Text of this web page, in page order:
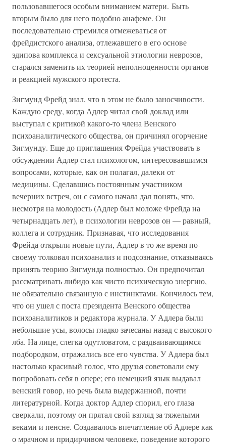
пользовавшегося особым вниманием матери. Быть
вторым было для него подобно анафеме. Он
последовательно стремился отмежеваться от
фрейдистского анализа, отлежавшего в его основе
эдипова комплекса и сексуальной этиологии неврозов,
старался заменить их теорией неполноценности органов
и реакцией мужского протеста.
Зигмунд Фрейд знал, что в этом не было заносчивости.
Каждую среду, когда Адлер читал свой доклад или
выступал с критикой какого-то члена Венского
психоаналитического общества, он причинял огорчение
Зигмунду. Еще до приглашения Фрейда участвовать в
обсуждении Адлер стал психологом, интересовавшимся
вопросами, которые, как он полагал, далеки от
медицины. Сделавшись постоянным участником
вечерних встреч, он с самого начала дал понять, что,
несмотря на молодость (Адлер был моложе Фрейда на
четырнадцать лет), в психологии неврозов он — равный,
коллега и сотрудник. Признавая, что исследования
Фрейда открыли новые пути, Адлер в то же время по-
своему толковал психоанализ и подсознание, отказываясь
принять теорию Зигмунда полностью. Он предпочитал
рассматривать либидо как чисто психическую энергию,
не обязательно связанную с инстинктами. Кончилось тем,
что он ушел с поста президента Венского общества
психоаналитиков и редактора журнала. У Адлера были
небольшие усы, волосы гладко зачесаны назад с высокого
лба. На лице, слегка одутловатом, с раздваивающимся
подбородком, отражались все его чувства. У Адлера был
настолько красивый голос, что друзья советовали ему
попробовать себя в опере; его немецкий язык выдавал
венский говор, но речь была выдержанной, почти
литературной. Когда доктор Адлер спорил, его глаза
сверкали, поэтому он прятал свой взгляд за тяжелыми
веками и пенсне. Создавалось впечатление об Адлере как
о мрачном и придирчивом человеке, поведение которого